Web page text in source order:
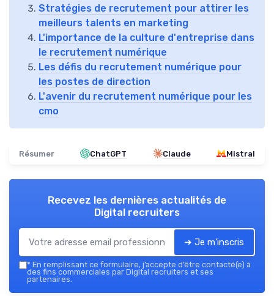
Stratégies de recrutement pour attirer les
meilleurs talents en marketing
L'importance de la culture d'entreprise dans
le recrutement numérique
Les défis du recrutement numérique pour
les postes de direction
L'avenir du recrutement numérique pour les
cmo
Résumer ChatGPT Claude Mistral
Recevez les dernières actualités de
Digital recruiters
➔ Je m'inscris
* En remplissant ce formulaire, j’accepte d’être contacté(e) à
des fins commerciales par Digital recruiters et ses
partenaires.